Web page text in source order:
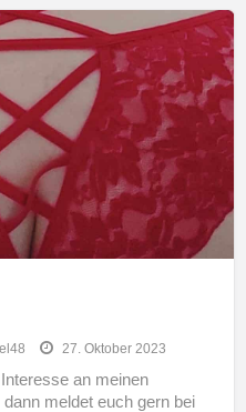
27. Oktober 2023
an meinen
meldet euch gern bei